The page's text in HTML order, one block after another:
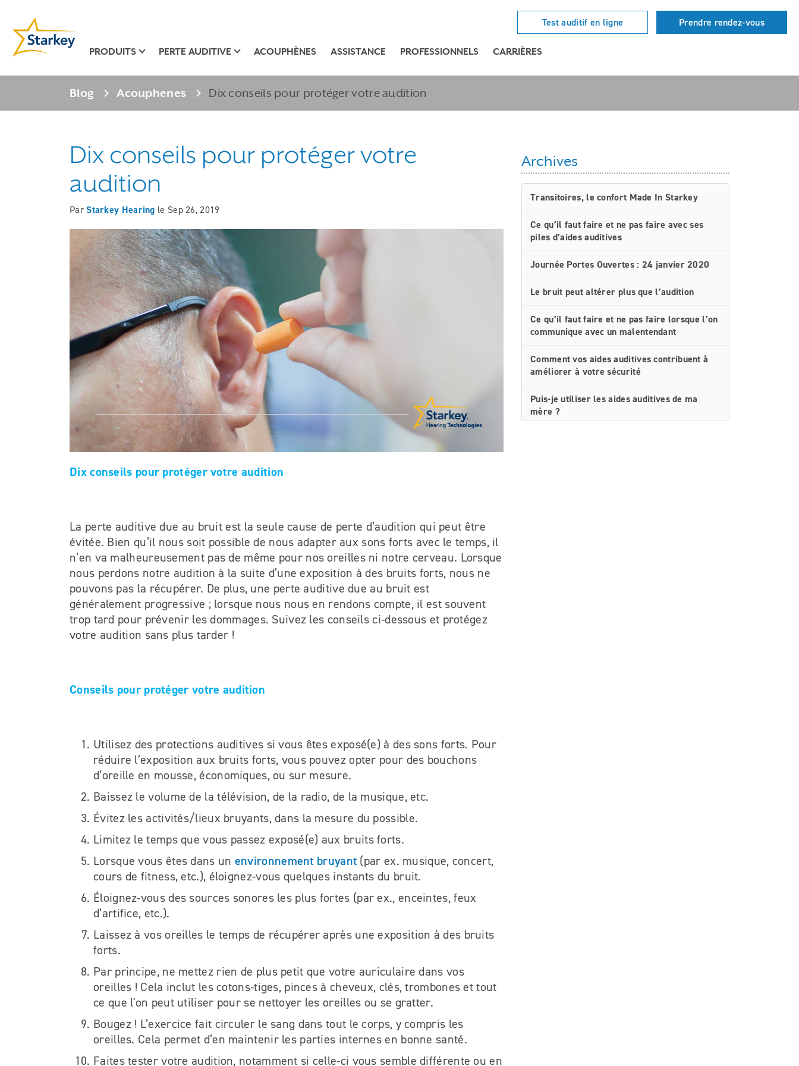
PRODUITS PERTE AUDITIVE ACOUPHÈNES ASSISTANCE PROFESSIONNELS CARRIÈRES
Test auditif en ligne Prendre rendez-vous
Blog Acouphenes Dix conseils pour protéger votre audition
Dix conseils pour protéger votre
audition
ParStarkey Hearing le Sep 26, 2019
Dix conseils pour protéger votre audition
La perte auditive due au bruit est la seule cause de perte d’audition qui peut être
évitée. Bien qu’il nous soit possible de nous adapter aux sons forts avec le temps, il
n’en va malheureusement pas de même pour nos oreilles ni notre cerveau. Lorsque
nous perdons notre audition à la suite d’une exposition à des bruits forts, nous ne
pouvons pas la récupérer. De plus, une perte auditive due au bruit est
généralement progressive ; lorsque nous nous en rendons compte, il est souvent
trop tard pour prévenir les dommages. Suivez les conseils ci-dessous et protégez
votre audition sans plus tarder !
Conseils pour protéger votre audition
Utilisez des protections auditives si vous êtes exposé(e) à des sons forts. Pour
réduire l’exposition aux bruits forts, vous pouvez opter pour des bouchons
d’oreille en mousse, économiques, ou sur mesure.
Baissez le volume de la télévision, de la radio, de la musique, etc.
Évitez les activités/lieux bruyants, dans la mesure du possible.
Limitez le temps que vous passez exposé(e) aux bruits forts.
Lorsque vous êtes dans un environnement bruyant (par ex. musique, concert,
cours de fitness, etc.), éloignez-vous quelques instants du bruit.
Éloignez-vous des sources sonores les plus fortes (par ex., enceintes, feux
d’artifice, etc.).
Laissez à vos oreilles le temps de récupérer après une exposition à des bruits
forts.
Par principe, ne mettez rien de plus petit que votre auriculaire dans vos
oreilles ! Cela inclut les cotons-tiges, pinces à cheveux, clés, trombones et tout
ce que l'on peut utiliser pour se nettoyer les oreilles ou se gratter.
Bougez ! L’exercice fait circuler le sang dans tout le corps, y compris les
oreilles. Cela permet d’en maintenir les parties internes en bonne santé.
Faites tester votre audition, notamment si celle-ci vous semble différente ou en
Archives
Transitoires, le confort Made In Starkey
Ce qu’il faut faire et ne pas faire avec ses
piles d’aides auditives
Journée Portes Ouvertes : 24 janvier 2020
Le bruit peut altérer plus que l’audition
Ce qu’il faut faire et ne pas faire lorsque l’on
communique avec un malentendant
Comment vos aides auditives contribuent à
améliorer à votre sécurité
Puis-je utiliser les aides auditives de ma
mère ?